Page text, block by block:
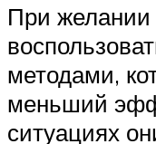
При
методами,
меньший
ситуациях